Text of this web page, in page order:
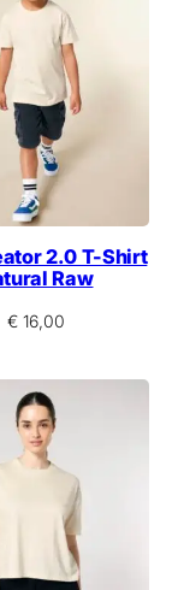
2.0 T-Shirt
Raw
€16,00